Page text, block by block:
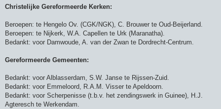
e
r
h
t
Christelijke Gereformeerde Kerken:
Beroepen: te Hengelo Ov. (CGK/NGK), C. Brouwer te Oud-Beijerland.
Beroepen: te Nijkerk, W.A. Capellen te Urk (Maranatha).
Bedankt: voor Damwoude, A. van der Zwan te Dordrecht-Centrum.
Gereformeerde Gemeenten:
Bedankt: voor Alblasserdam, S.W. Janse te Rijssen-Zuid.
Bedankt: voor Emmeloord, R.A.M. Visser te Apeldoorn.
Bedankt: voor Scherpenisse (t.b.v. het zendingswerk in Guinee), H.J.
Agteresch te Werkendam.